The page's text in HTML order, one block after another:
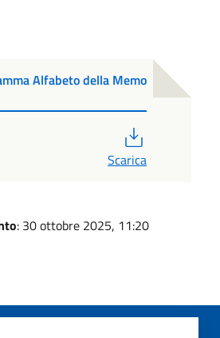
Alfabeto della Memo
Scarica
: 30 ottobre 2025, 11:20